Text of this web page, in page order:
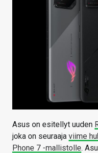
Asus on esitellyt uuden
joka on seuraaja viime
Phone 7 -mallistolle.